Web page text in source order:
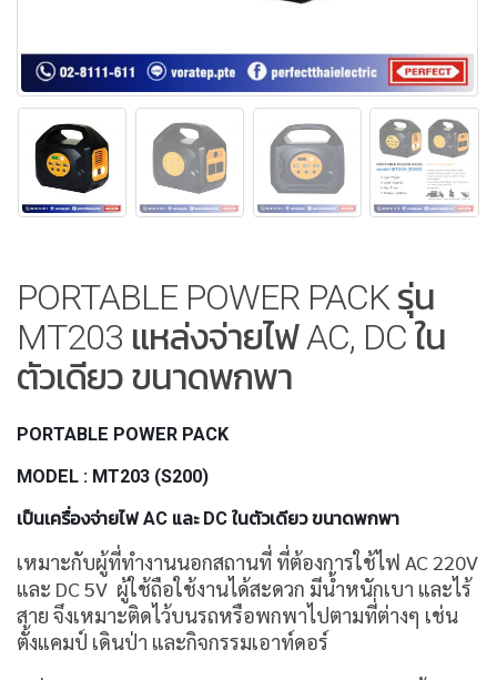
PORTABLE POWER PACK รุ่น
MT203 แหล่งจ่ายไฟ AC, DC ใน
ตัวเดียว ขนาดพกพา
PORTABLE POWER PACK
MODEL : MT203 (S200)
เป็นเครื่องจ่ายไฟ AC และ DC ในตัวเดียว ขนาดพกพา
เหมาะกับผู้ที่ทำงานนอกสถานที่ ที่ต้องการใช้ไฟ AC 220V
และ DC 5V ผู้ใช้ถือใช้งานได้สะดวก มีน้ำหนักเบา และไร้
สาย จึงเหมาะติดไว้บนรถหรือพกพาไปตามที่ต่างๆ เช่น
ตั้งแคมป์ เดินป่า และกิจกรรมเอาท์ดอร์